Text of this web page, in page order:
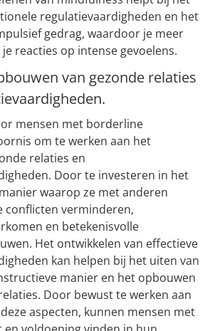
regulatievaardigheden en het
gedrag, waardoor je meer
reacties op intense gevoelens.
van gezonde relaties
mensen met borderline
om te werken aan het
relaties en
Door te investeren in het
waarop ze met anderen
conflicten verminderen,
en betekenisvolle
Het ontwikkelen van effectieve
kan helpen bij het uiten van
manier en het opbouwen
Door bewust te werken aan
aspecten, kunnen mensen met